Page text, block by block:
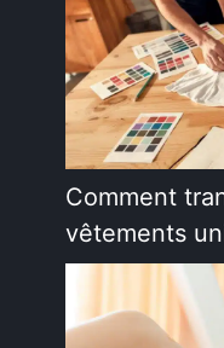
Comment
vêtements